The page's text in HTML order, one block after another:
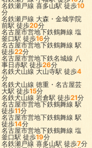
名鉄瀬戸線 喜多山駅 徒歩10
分
名鉄瀬戸線 大森・金城学院
前駅 徒歩20分
名古屋市営地下鉄鶴舞線 塩
釜口駅 徒歩16分
名古屋市営地下鉄鶴舞線 駅
徒歩22分
名古屋市営地下鉄名城線 八
事日赤駅 徒歩26分
名鉄犬山線 大山寺駅 徒歩4
分
名鉄犬山線 徳重・名古屋芸
大駅 徒歩15分
名鉄犬山線 岩倉駅 徒歩21分
名古屋市営地下鉄鶴舞線 駅
徒歩11分
名古屋市営地下鉄鶴舞線 駅
徒歩14分
名古屋市営地下鉄鶴舞線 塩
釜口駅 徒歩19分
名鉄瀬戸線 喜多山駅 徒歩7分